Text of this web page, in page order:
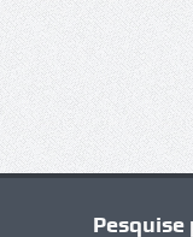
Pesquise